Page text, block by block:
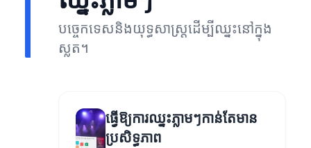
បច្ចេកទេសនិងយុទ្ធសាស្ត្រដើម្បីឈ្នះនៅក្នុង
ស្លត។
ធ្វើឱ្យការឈ្នះភ្លាមៗកាន់តែមាន
ប្រសិទ្ធភាព